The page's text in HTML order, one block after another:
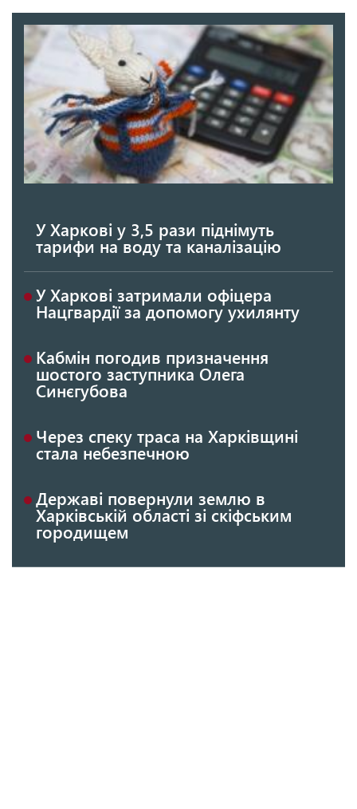
У Харкові у 3,5 рази піднімуть
тарифи на воду та каналізацію
У Харкові затримали офіцера
Нацгвардії за допомогу ухилянту
Кабмін погодив призначення
шостого заступника Олега
Синєгубова
Через спеку траса на Харківщині
стала небезпечною
Державі повернули землю в
Харківській області зі скіфським
городищем